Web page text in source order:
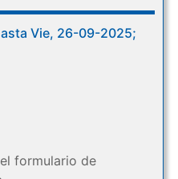
Vie, 26-09-2025;
formulario de